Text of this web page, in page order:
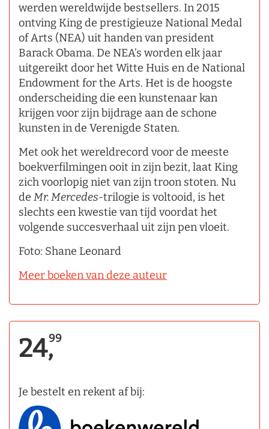
werden wereldwijde bestsellers. In 2015
ontving King de prestigieuze National Medal
of Arts (NEA) uit handen van president
Barack Obama. De NEA’s worden elk jaar
uitgereikt door het Witte Huis en de National
Endowment for the Arts. Het is de hoogste
onderscheiding die een kunstenaar kan
krijgen voor zijn bijdrage aan de schone
kunsten in de Verenigde Staten.
Met ook het wereldrecord voor de meeste
boekverfilmingen ooit in zijn bezit, laat King
zich voorlopig niet van zijn troon stoten. Nu
de Mr. Mercedes­-trilogie is voltooid, is het
slechts een kwestie van tijd voordat het
volgende succesverhaal uit zijn pen vloeit.
Foto: Shane Leonard
Meer boeken van deze auteur
24,99
Je bestelt en rekent af bij: